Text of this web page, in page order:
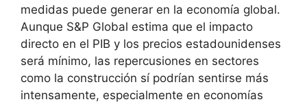
medidas puede generar en la economía global.
Aunque S&P Global estima que el impacto
directo en el PIB y los precios estadounidenses
será mínimo, las repercusiones en sectores
como la construcción sí podrían sentirse más
intensamente, especialmente en economías